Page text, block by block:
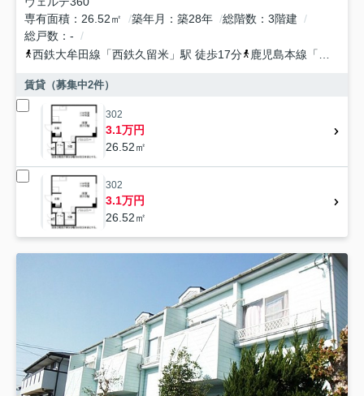
専有面積
26.52㎡ 築年月 築28年 総階数
3階建
総戸数
-
西鉄大牟田線 「西鉄久留米 」駅 徒歩17分 鹿児島本線 「
賃貸（募集中2件）
302
3.1万円
26.52㎡
302
3.1万円
26.52㎡